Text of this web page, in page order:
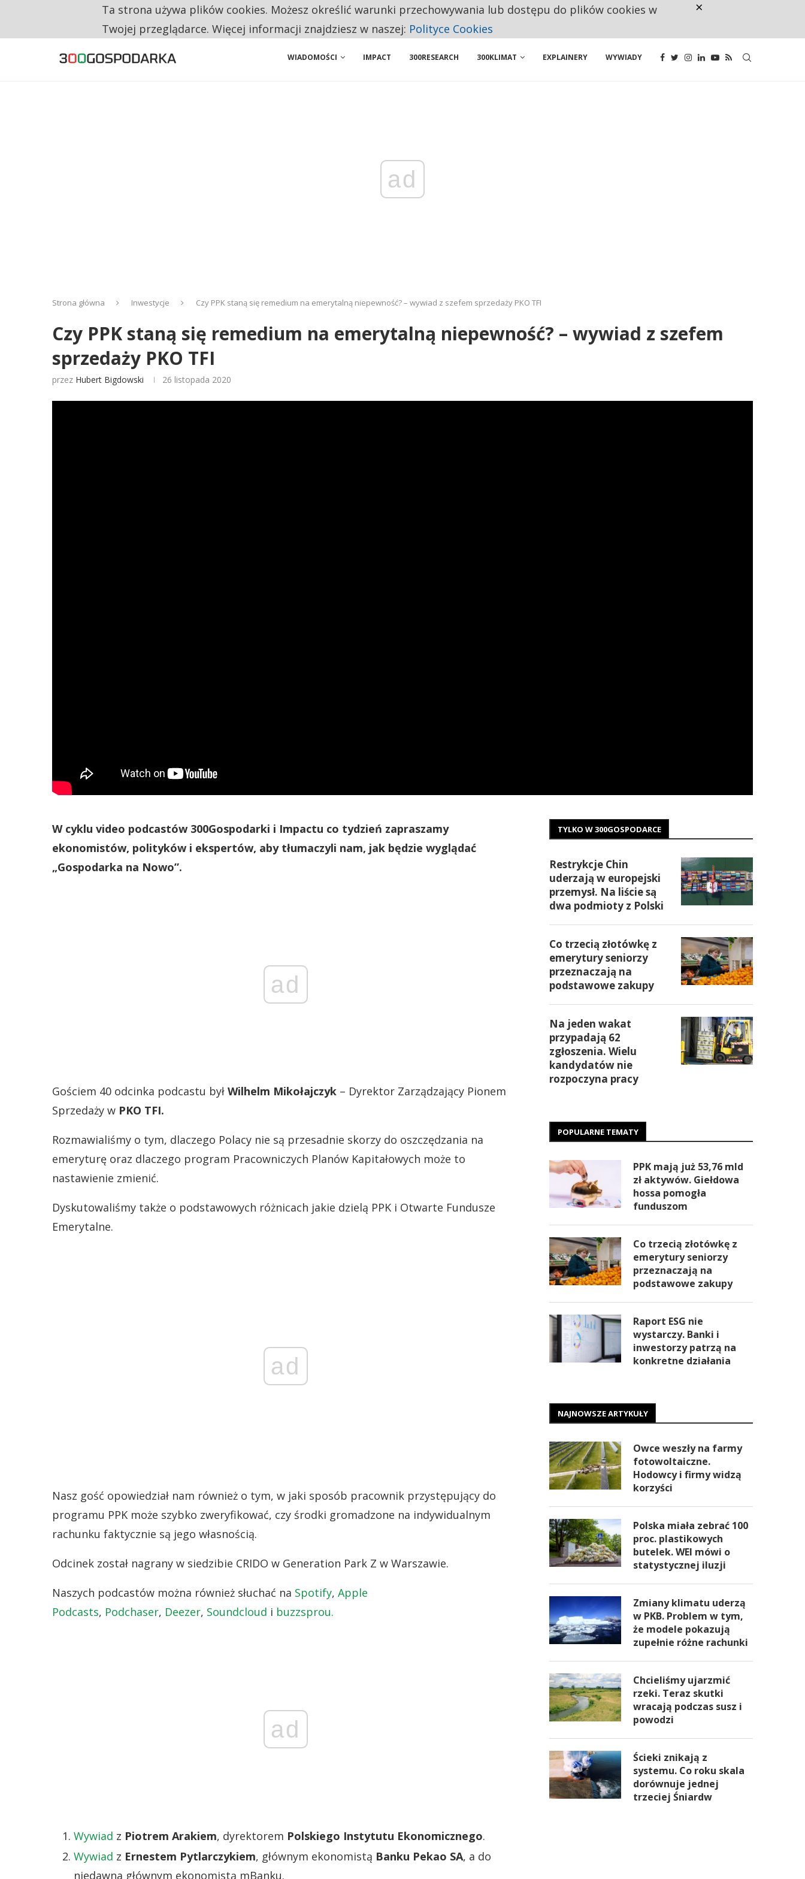
NA JEDEN WAKAT PRZYPADAJĄ 62 ZGŁOSZENIA. WIELU KANDYDATÓW NIE ROZPOCZYNA PRACY
WIADOMOŚCI IMPACT 300RESEARCH 300KLIMAT EXPLAINERY WYWIADY
ad
Strona główna Inwestycje Czy PPK staną się remedium na emerytalną niepewność? – wywiad z szefem sprzedaży PKO TFI
Czy PPK staną się remedium na emerytalną niepewność? – wywiad z szefem
sprzedaży PKO TFI
przez Hubert Bigdowski 26 listopada 2020
W cyklu video podcastów 300Gospodarki i Impactu co tydzień zapraszamy
ekonomistów, polityków i ekspertów, aby tłumaczyli nam, jak będzie wyglądać
„Gospodarka na Nowo”.
ad
Gościem 40 odcinka podcastu był Wilhelm Mikołajczyk – Dyrektor Zarządzający Pionem
Sprzedaży w PKO TFI.
Rozmawialiśmy o tym, dlaczego Polacy nie są przesadnie skorzy do oszczędzania na
emeryturę oraz dlaczego program Pracowniczych Planów Kapitałowych może to
nastawienie zmienić.
Dyskutowaliśmy także o podstawowych różnicach jakie dzielą PPK i Otwarte Fundusze
Emerytalne.
ad
Nasz gość opowiedział nam również o tym, w jaki sposób pracownik przystępujący do
programu PPK może szybko zweryfikować, czy środki gromadzone na indywidualnym
rachunku faktycznie są jego własnością.
Odcinek został nagrany w siedzibie CRIDO w Generation Park Z w Warszawie.
Naszych podcastów można również słuchać na Spotify, Apple
Podcasts, Podchaser, Deezer, Soundcloud i buzzsprou.
ad
Wywiad z Piotrem Arakiem, dyrektorem Polskiego Instytutu Ekonomicznego.
Wywiad z Ernestem Pytlarczykiem, głównym ekonomistą Banku Pekao SA, a do
niedawna głównym ekonomistą mBanku.
TYLKO W 300GOSPODARCE
Restrykcje Chin
uderzają w europejski
przemysł. Na liście są
dwa podmioty z Polski
Co trzecią złotówkę z
emerytury seniorzy
przeznaczają na
podstawowe zakupy
Na jeden wakat
przypadają 62
zgłoszenia. Wielu
kandydatów nie
rozpoczyna pracy
POPULARNE TEMATY
PPK mają już 53,76 mld
zł aktywów. Giełdowa
hossa pomogła
funduszom
Co trzecią złotówkę z
emerytury seniorzy
przeznaczają na
podstawowe zakupy
Raport ESG nie
wystarczy. Banki i
inwestorzy patrzą na
konkretne działania
NAJNOWSZE ARTYKUŁY
Owce weszły na farmy
fotowoltaiczne.
Hodowcy i firmy widzą
korzyści
Polska miała zebrać 100
proc. plastikowych
butelek. WEI mówi o
statystycznej iluzji
Zmiany klimatu uderzą
w PKB. Problem w tym,
że modele pokazują
zupełnie różne rachunki
Chcieliśmy ujarzmić
rzeki. Teraz skutki
wracają podczas susz i
powodzi
Ścieki znikają z
systemu. Co roku skala
dorównuje jednej
trzeciej Śniardw
Ta strona używa plików cookies. Możesz określić warunki przechowywania lub dostępu do plików cookies w
Twojej przeglądarce. Więcej informacji znajdziesz w naszej: Polityce Cookies
×